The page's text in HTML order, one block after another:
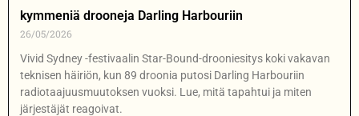
kymmeniä drooneja Darling Harbouriin
26/05/2026
Vivid Sydney -festivaalin Star-Bound-drooniesitys koki vakavan
teknisen häiriön, kun 89 droonia putosi Darling Harbouriin
radiotaajuusmuutoksen vuoksi. Lue, mitä tapahtui ja miten
järjestäjät reagoivat.